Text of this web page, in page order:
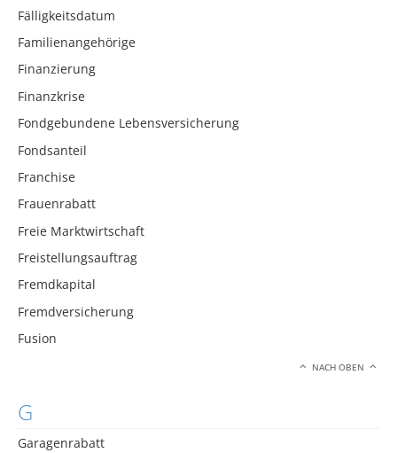
Fälligkeitsdatum
Familienangehörige
Finanzierung
Finanzkrise
Fondgebundene Lebensversicherung
Fondsanteil
Franchise
Frauenrabatt
Freie Marktwirtschaft
Freistellungsauftrag
Fremdkapital
Fremdversicherung
Fusion
NACH OBEN
G
Garagenrabatt